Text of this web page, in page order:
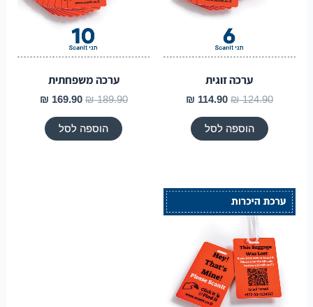
ערכה זוגית
₪124.90
₪ 114.90
הוספה לסל
ערכה משפחתית
₪189.90
₪ 169.90
הוספה לסל
המחיר המחיר
הנוכחי